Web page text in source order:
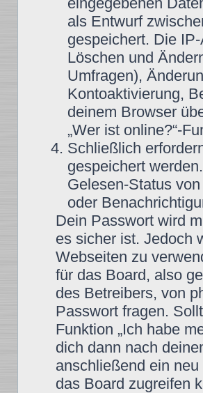
als Entwurf
gespeichert. Die
Löschen und
Umfragen),
Kontoaktivierung,
deinem Browser
„Wer ist online?“-
Schließlich
gespeichert
Gelesen-Status
oder
Dein Passwort wird
es sicher ist. Jedoch
Webseiten zu
für das Board, also
des Betreibers, von
Passwort fragen.
Funktion „Ich habe
dich dann nach
anschließend ein
das Board zugreifen